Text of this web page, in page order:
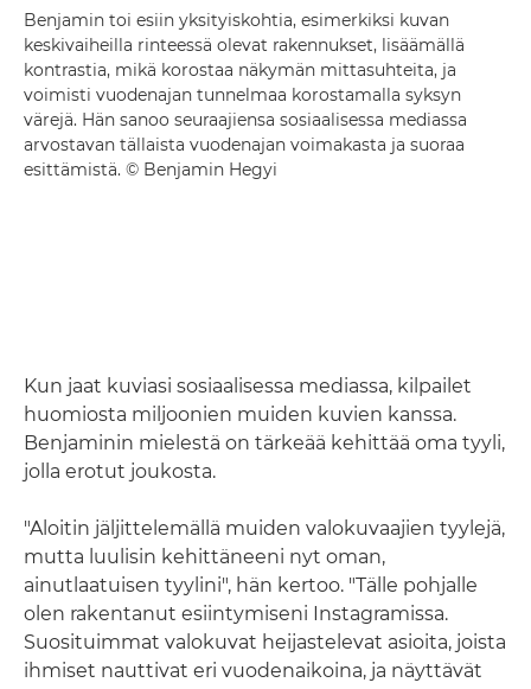
Benjamin toi esiin yksityiskohtia, esimerkiksi kuvan
keskivaiheilla rinteessä olevat rakennukset, lisäämällä
kontrastia, mikä korostaa näkymän mittasuhteita, ja
voimisti vuodenajan tunnelmaa korostamalla syksyn
värejä. Hän sanoo seuraajiensa sosiaalisessa mediassa
arvostavan tällaista vuodenajan voimakasta ja suoraa
esittämistä. © Benjamin Hegyi
Kun jaat kuviasi sosiaalisessa mediassa, kilpailet
huomiosta miljoonien muiden kuvien kanssa.
Benjaminin mielestä on tärkeää kehittää oma tyyli,
jolla erotut joukosta.
"Aloitin jäljittelemällä muiden valokuvaajien tyylejä,
mutta luulisin kehittäneeni nyt oman,
ainutlaatuisen tyylini", hän kertoo. "Tälle pohjalle
olen rakentanut esiintymiseni Instagramissa.
Suosituimmat valokuvat heijastelevat asioita, joista
ihmiset nauttivat eri vuodenaikoina, ja näyttävät